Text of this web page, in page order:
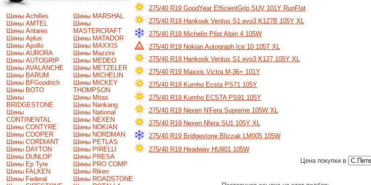
Шины Achilles
Шины AMTEL
Шины Antares
Шины Aplus
Шины Apollo
Шины AURORA
Шины AUTOGRIP
Шины AVALANCHE
Шины BARUM
Шины BFGoodrich
Шины BOTO
Шины
BRIDGESTONE
Шины
CONTINENTAL
Шины CONTYRE
Шины COOPER
Шины CORDIANT
Шины DAYTON
Шины DUNLOP
Шины Ep Tyre
Шины FALKEN
Шины Federal
Шины MARSHAL
Шины
MASTERCRAFT
Шины MATADOR
Шины MAXXIS
Шины Mazzini
Шины MEDEO
Шины METZELER
Шины MICHELIN
Шины MICKEY
THOMPSON
Шины Mitas
Шины Nankang
Шины National
Шины NEXEN
Шины NOKIAN
Шины NORDMAN
Шины PETLAS
Шины PIRELLI
Шины PRESA
Шины PRO COMP
Шины Riken
Шины ROADSTONE
275/40 R19 GoodYear EfficientGrip SUV 101Y RunFlat
275/40 R19 Hankook Ventus S1 evo3 K127B 105Y XL
275/40 R19 Michelin Pilot Alpin 4 105W
275/40 R19 Nokian Autograph Ice 10 105T XL
275/40 R19 Hankook Ventus S1 evo3 K127 105Y XL
275/40 R19 Maxxis Victra M-36+ 101Y
275/40 R19 Kumho Ecsta PS71 105Y
275/40 R19 Kumho ECSTA PS91 105Y
275/40 R19 Nexen N'Fera Supreme 105W XL
275/40 R19 Nexen Nfera SU1 105Y XL
275/40 R19 Bridgestone Blizzak LM005 105W
275/40 R19 Headway HU901 105W
Цена покупки в